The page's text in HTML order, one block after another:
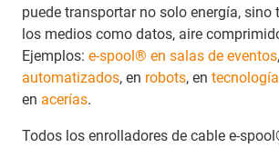
puede transportar no solo energía, sino
los medios como datos, aire
Ejemplos: e-spool® en salas de eventos
automatizados, en robots, en
en acerías.
Todos los enrolladores de cable e-